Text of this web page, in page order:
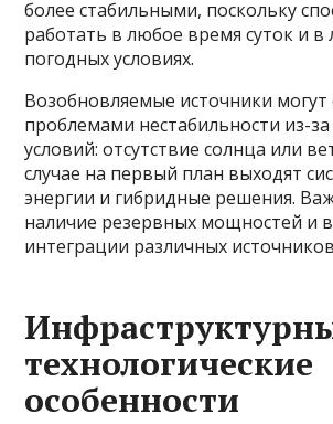
более стабильными, поскольку
работать в любое время суток и
погодных условиях.
Возобновляемые источники могут
проблемами нестабильности из-
условий: отсутствие солнца или
случае на первый план выходят
энергии и гибридные решения.
наличие резервных мощностей и
интеграции различных
технологические
особенности